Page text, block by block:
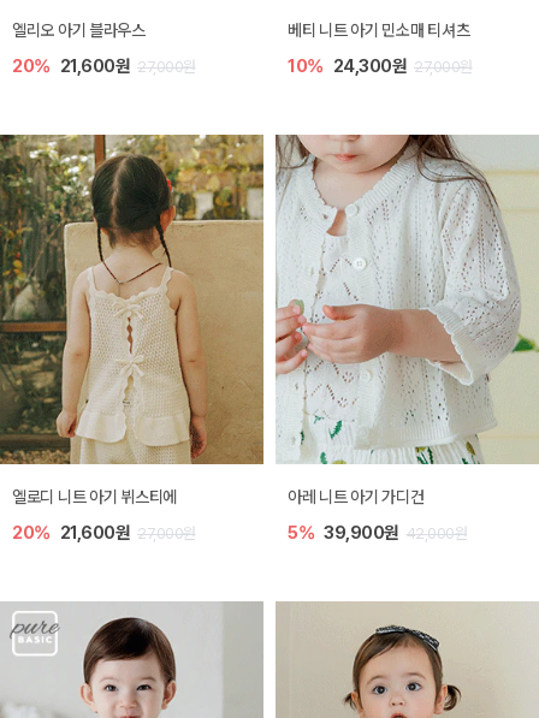
엘리오 아기 블라우스
20% 21,600원 27,000원
베티 니트 아기 민소매 티셔츠
10% 24,300원 27,000원
엘로디 니트 아기 뷔스티에
20% 21,600원 27,000원
아레 니트 아기 가디건
5% 39,900원 42,000원